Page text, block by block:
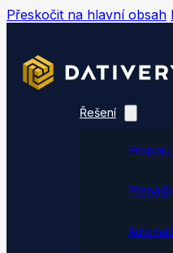
Přeskočit na hlavní obsah
Řešení